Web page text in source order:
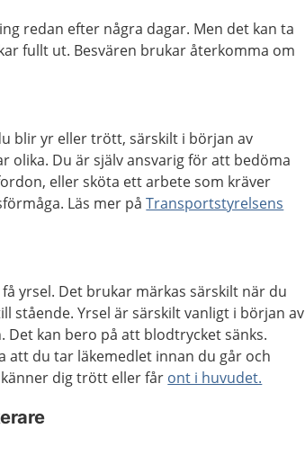
redan efter några dagar. Men det kan ta
fullt ut. Besvären brukar återkomma om
blir yr eller trött, särskilt i början av
olika. Du är själv ansvarig för att bedöma
eller sköta ett arbete som kräver
Läs mer påTransportstyrelsens
yrsel. Det brukar märkas särskilt när du
stående. Yrsel är särskilt vanligt i början av
kan bero på att blodtrycket sänks.
du tar läkemedlet innan du går och
dig trött eller får ont i huvudet.